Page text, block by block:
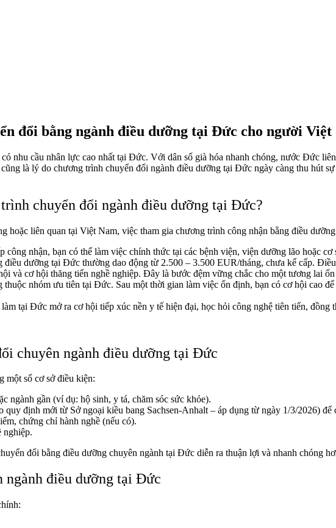
đổi bằng ngành điều dưỡng tại Đức cho người Việt
nhu cầu nhân lực cao nhất tại Đức. Với dân số già hóa nhanh chóng, nước Đức
là lý do chương trình chuyển đổi ngành điều dưỡng tại Đức ngày càng thu hút
chuyển đổi ngành điều dưỡng tại Đức?
hoặc liên quan tại Việt Nam, việc tham gia chương trình công nhận bằng điều
công nhận, bạn có thể làm việc chính thức tại các bệnh viện, viện dưỡng lão hoặc cơ
dưỡng tại Đức thường dao động từ 2.500 – 3.500 EUR/tháng, chưa kể cấp.
và cơ hội thăng tiến nghề nghiệp. Đây là bước đệm vững chắc cho một tương lai
nhóm ưu tiên tại Đức. Sau một thời gian làm việc ổn định, bạn có cơ hội cao
tại Đức mở ra cơ hội tiếp xúc nền y tế hiện đại, học hỏi công nghệ tiên tiến,
chuyên ngành điều dưỡng tại Đức
một số cơ sở điều kiện:
ngành gần (ví dụ: hộ sinh, y tá, chăm sóc sức khỏe).
quy định mới từ Sở ngoại kiều bang Sachsen-Anhalt – áp dụng từ ngày 1/3/2026) để
chứng chỉ hành nghề (nếu có).
nghiệp.
đổi bằng điều dưỡng chuyên ngành tại Đức diễn ra thuận lợi và nhanh chóng
ngành điều dưỡng tại Đức